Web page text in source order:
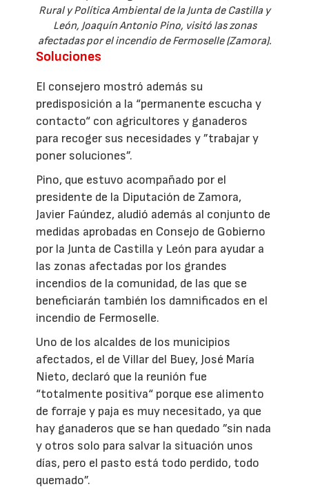
Rural y Política Ambiental de la Junta de Castilla y
León, Joaquín Antonio Pino, visitó las zonas
afectadas por el incendio de Fermoselle (Zamora).
Soluciones
El consejero mostró además su
predisposición a la “permanente escucha y
contacto“ con agricultores y ganaderos
para recoger sus necesidades y ”trabajar y
poner soluciones”.
Pino, que estuvo acompañado por el
presidente de la Diputación de Zamora,
Javier Faúndez, aludió además al conjunto de
medidas aprobadas en Consejo de Gobierno
por la Junta de Castilla y León para ayudar a
las zonas afectadas por los grandes
incendios de la comunidad, de las que se
beneficiarán también los damnificados en el
incendio de Fermoselle.
Uno de los alcaldes de los municipios
afectados, el de Villar del Buey, José María
Nieto, declaró que la reunión fue
“totalmente positiva“ porque ese alimento
de forraje y paja es muy necesitado, ya que
hay ganaderos que se han quedado ”sin nada
y otros solo para salvar la situación unos
días, pero el pasto está todo perdido, todo
quemado”.